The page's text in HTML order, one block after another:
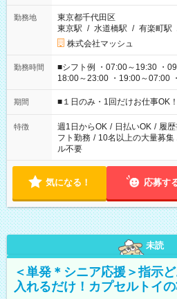
勤務地
東京都千代田区
東京駅 / 水道橋駅 / 有楽町駅
株式会社マッシュ
勤務時間
■シフト例 ・07:00～19:30 ・
18:00～23:00 ・19:00～07:00
etc ★最短で3時間で5,120円のお仕事から 15時間で2万円近く稼
げるお仕事も！ ご希望のお時間に合わせてご紹介！ ※シフトは
ください！
期間 ■１日のみ・1回だけお仕事OK！
特徴 週1日からOK / 日払いOK / 履
フト勤務 / 10名以上の大量募集
ル不要
気になる！ 応募す
未読
＜単発＊シニア応援＞指示
入れるだけ！カプセルトイの